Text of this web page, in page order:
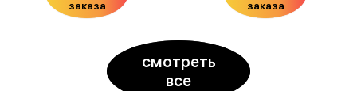
заказа
заказа
смотреть
все